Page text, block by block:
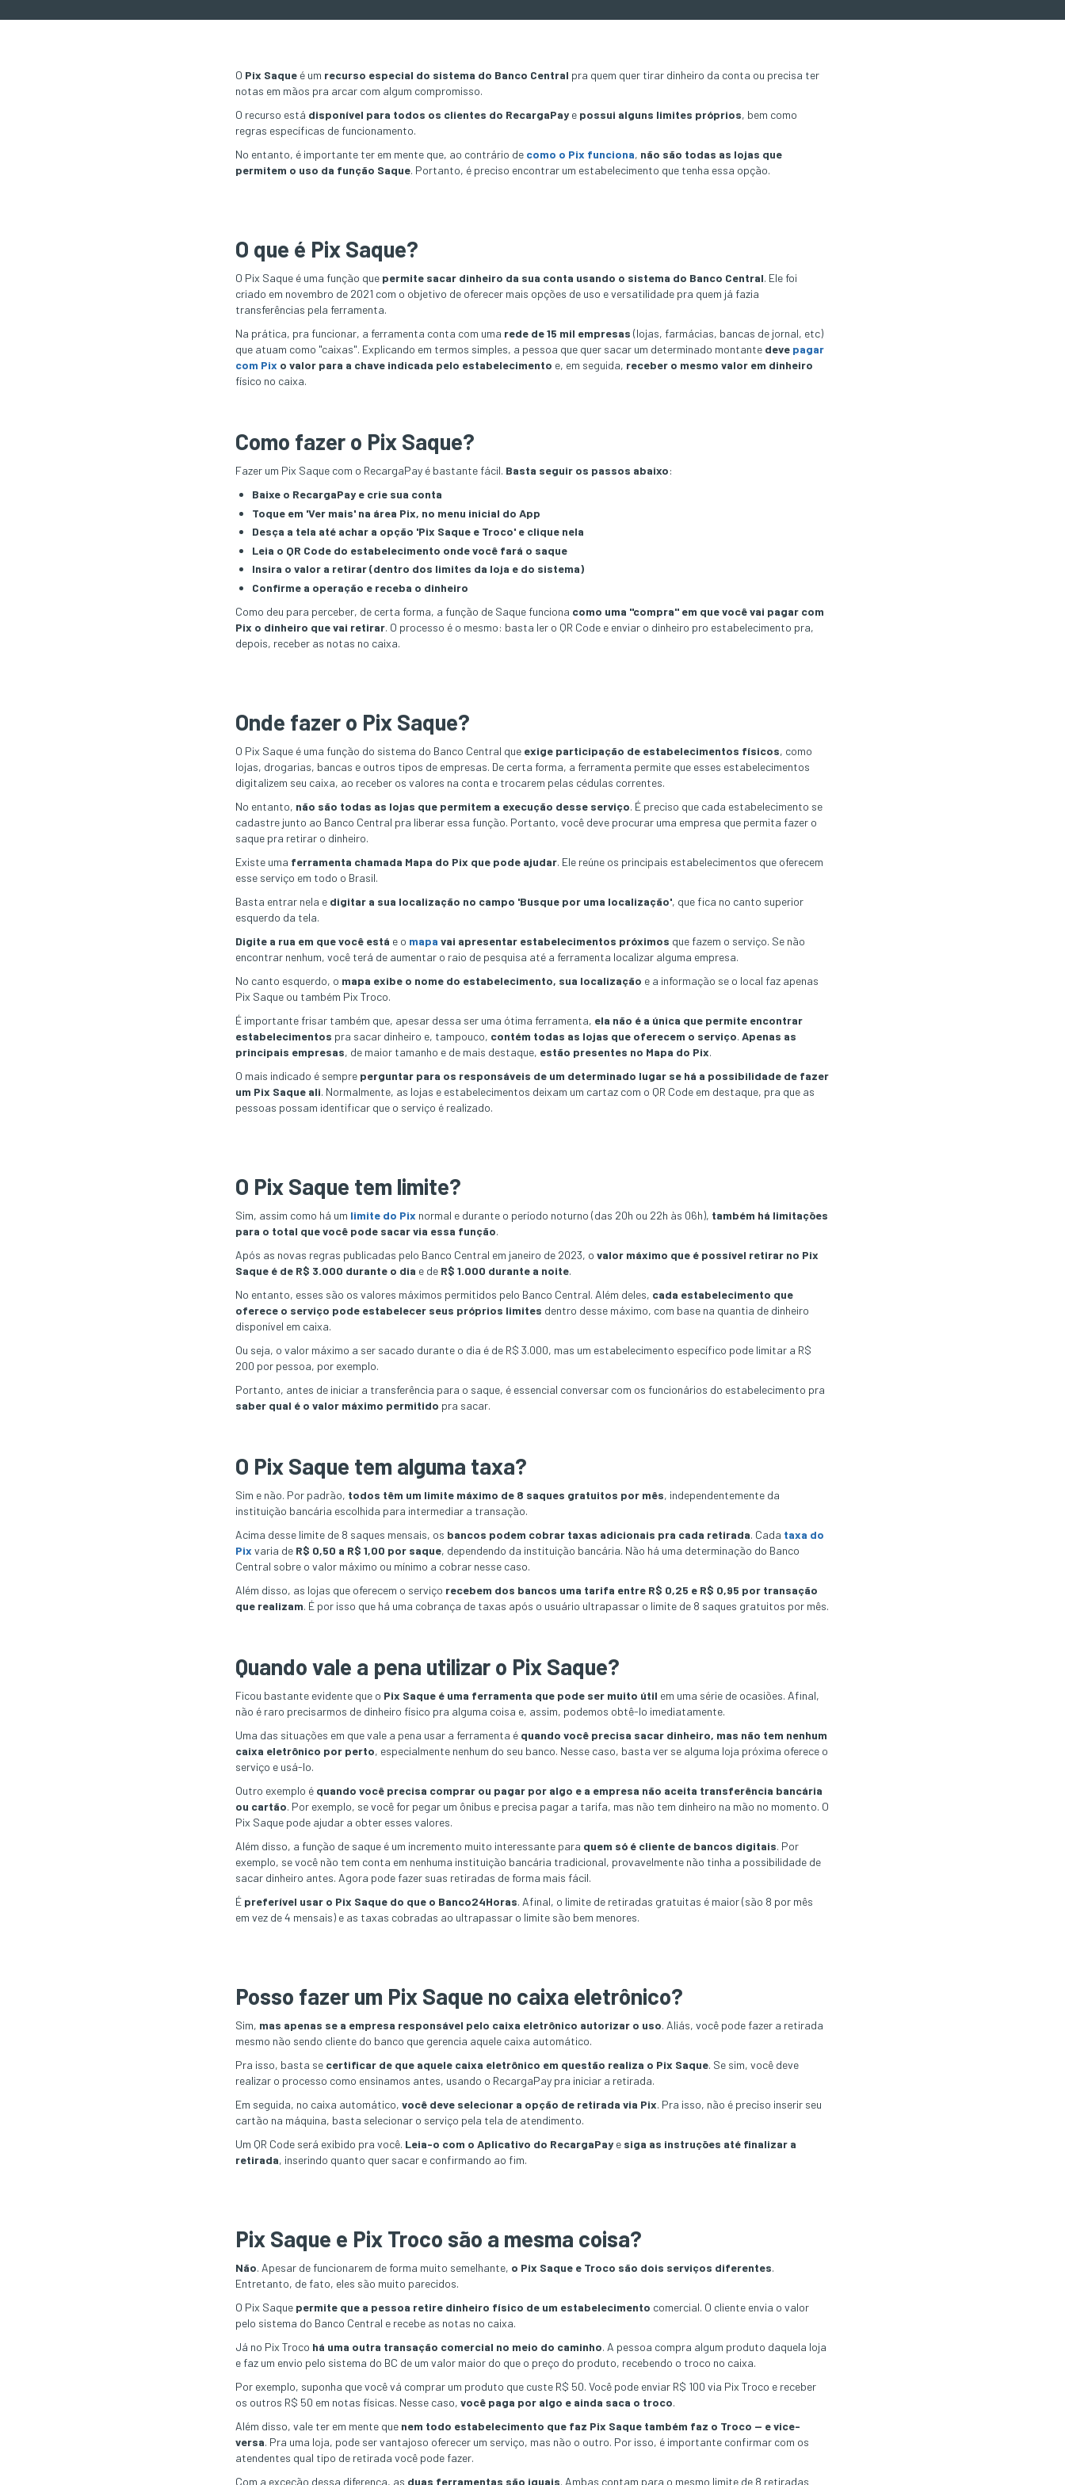
O Pix Saque é um recurso especial do sistema do Banco Central pra quem quer tirar dinheiro da conta ou precisa ter
notas em mãos pra arcar com algum compromisso.
O recurso está disponível para todos os clientes do RecargaPay e possui alguns limites próprios, bem como
regras específicas de funcionamento.
No entanto, é importante ter em mente que, ao contrário de como o Pix funciona, não são todas as lojas que
permitem o uso da função Saque. Portanto, é preciso encontrar um estabelecimento que tenha essa opção.
O que é Pix Saque?
O Pix Saque é uma função que permite sacar dinheiro da sua conta usando o sistema do Banco Central. Ele foi
criado em novembro de 2021 com o objetivo de oferecer mais opções de uso e versatilidade pra quem já fazia
transferências pela ferramenta.
Na prática, pra funcionar, a ferramenta conta com uma rede de 15 mil empresas (lojas, farmácias, bancas de jornal, etc)
que atuam como "caixas". Explicando em termos simples, a pessoa que quer sacar um determinado montante deve pagar
com Pix o valor para a chave indicada pelo estabelecimento e, em seguida, receber o mesmo valor em dinheiro
físico no caixa.
Como fazer o Pix Saque?
Fazer um Pix Saque com o RecargaPay é bastante fácil. Basta seguir os passos abaixo:
Baixe o RecargaPay e crie sua conta
Toque em 'Ver mais' na área Pix, no menu inicial do App
Desça a tela até achar a opção 'Pix Saque e Troco' e clique nela
Leia o QR Code do estabelecimento onde você fará o saque
Insira o valor a retirar (dentro dos limites da loja e do sistema)
Confirme a operação e receba o dinheiro
Como deu para perceber, de certa forma, a função de Saque funciona como uma "compra" em que você vai pagar com
Pix o dinheiro que vai retirar. O processo é o mesmo: basta ler o QR Code e enviar o dinheiro pro estabelecimento pra,
depois, receber as notas no caixa.
Onde fazer o Pix Saque?
O Pix Saque é uma função do sistema do Banco Central que exige participação de estabelecimentos físicos, como
lojas, drogarias, bancas e outros tipos de empresas. De certa forma, a ferramenta permite que esses estabelecimentos
digitalizem seu caixa, ao receber os valores na conta e trocarem pelas cédulas correntes.
No entanto, não são todas as lojas que permitem a execução desse serviço. É preciso que cada estabelecimento se
cadastre junto ao Banco Central pra liberar essa função. Portanto, você deve procurar uma empresa que permita fazer o
saque pra retirar o dinheiro.
Existe uma ferramenta chamada Mapa do Pix que pode ajudar. Ele reúne os principais estabelecimentos que oferecem
esse serviço em todo o Brasil.
Basta entrar nela e digitar a sua localização no campo 'Busque por uma localização', que fica no canto superior
esquerdo da tela.
Digite a rua em que você está e o mapa vai apresentar estabelecimentos próximos que fazem o serviço. Se não
encontrar nenhum, você terá de aumentar o raio de pesquisa até a ferramenta localizar alguma empresa.
No canto esquerdo, o mapa exibe o nome do estabelecimento, sua localização e a informação se o local faz apenas
Pix Saque ou também Pix Troco.
É importante frisar também que, apesar dessa ser uma ótima ferramenta, ela não é a única que permite encontrar
estabelecimentos pra sacar dinheiro e, tampouco, contém todas as lojas que oferecem o serviço.Apenas as
principais empresas, de maior tamanho e de mais destaque, estão presentes no Mapa do Pix.
O mais indicado é sempre perguntar para os responsáveis de um determinado lugar se há a possibilidade de fazer
um Pix Saque ali. Normalmente, as lojas e estabelecimentos deixam um cartaz com o QR Code em destaque, pra que as
pessoas possam identificar que o serviço é realizado.
O Pix Saque tem limite?
Sim, assim como há um limite do Pix normal e durante o período noturno (das 20h ou 22h às 06h), também há limitações
para o total que você pode sacar via essa função.
Após as novas regras publicadas pelo Banco Central em janeiro de 2023, ovalor máximo que é possível retirar no Pix
Saque é de R$ 3.000 durante o dia e de R$ 1.000 durante a noite.
No entanto, esses são os valores máximos permitidos pelo Banco Central. Além deles, cada estabelecimento que
oferece o serviço pode estabelecer seus próprios limites dentro desse máximo, com base na quantia de dinheiro
disponível em caixa.
Ou seja, o valor máximo a ser sacado durante o dia é de R$ 3.000, mas um estabelecimento específico pode limitar a R$
200 por pessoa, por exemplo.
Portanto, antes de iniciar a transferência para o saque, é essencial conversar com os funcionários do estabelecimento pra
saber qual é o valor máximo permitido pra sacar.
O Pix Saque tem alguma taxa?
Sim e não. Por padrão, todos têm um limite máximo de 8 saques gratuitos por mês, independentemente da
instituição bancária escolhida para intermediar a transação.
Acima desse limite de 8 saques mensais, os bancos podem cobrar taxas adicionais pra cada retirada. Cada taxa do
Pix varia de R$ 0,50 a R$ 1,00 por saque, dependendo da instituição bancária. Não há uma determinação do Banco
Central sobre o valor máximo ou mínimo a cobrar nesse caso.
Além disso, as lojas que oferecem o serviço recebem dos bancos uma tarifa entre R$ 0,25 e R$ 0,95 por transação
que realizam. É por isso que há uma cobrança de taxas após o usuário ultrapassar o limite de 8 saques gratuitos por mês.
Quando vale a pena utilizar o Pix Saque?
Ficou bastante evidente que o Pix Saque é uma ferramenta que pode ser muito útil em uma série de ocasiões. Afinal,
não é raro precisarmos de dinheiro físico pra alguma coisa e, assim, podemos obtê-lo imediatamente.
Uma das situações em que vale a pena usar a ferramenta é quando você precisa sacar dinheiro, mas não tem nenhum
caixa eletrônico por perto, especialmente nenhum do seu banco. Nesse caso, basta ver se alguma loja próxima oferece o
serviço e usá-lo.
Outro exemplo é quando você precisa comprar ou pagar por algo e a empresa não aceita transferência bancária
ou cartão. Por exemplo, se você for pegar um ônibus e precisa pagar a tarifa, mas não tem dinheiro na mão no momento. O
Pix Saque pode ajudar a obter esses valores.
Além disso, a função de saque é um incremento muito interessante para quem só é cliente de bancos digitais. Por
exemplo, se você não tem conta em nenhuma instituição bancária tradicional, provavelmente não tinha a possibilidade de
sacar dinheiro antes. Agora pode fazer suas retiradas de forma mais fácil.
É preferível usar o Pix Saque do que o Banco24Horas. Afinal, o limite de retiradas gratuitas é maior (são 8 por mês
em vez de 4 mensais) e as taxas cobradas ao ultrapassar o limite são bem menores.
Posso fazer um Pix Saque no caixa eletrônico?
Sim, mas apenas se a empresa responsável pelo caixa eletrônico autorizar o uso. Aliás, você pode fazer a retirada
mesmo não sendo cliente do banco que gerencia aquele caixa automático.
Pra isso, basta se certificar de que aquele caixa eletrônico em questão realiza o Pix Saque. Se sim, você deve
realizar o processo como ensinamos antes, usando o RecargaPay pra iniciar a retirada.
Em seguida, no caixa automático,você deve selecionar a opção de retirada via Pix. Pra isso, não é preciso inserir seu
cartão na máquina, basta selecionar o serviço pela tela de atendimento.
Um QR Code será exibido pra você. Leia-o com o Aplicativo do RecargaPay e siga as instruções até finalizar a
retirada, inserindo quanto quer sacar e confirmando ao fim.
Pix Saque e Pix Troco são a mesma coisa?
Não. Apesar de funcionarem de forma muito semelhante, o Pix Saque e Troco são dois serviços diferentes.
Entretanto, de fato, eles são muito parecidos.
O Pix Saque permite que a pessoa retire dinheiro físico de um estabelecimento comercial. O cliente envia o valor
pelo sistema do Banco Central e recebe as notas no caixa.
Já no Pix Troco há uma outra transação comercial no meio do caminho. A pessoa compra algum produto daquela loja
e faz um envio pelo sistema do BC de um valor maior do que o preço do produto, recebendo o troco no caixa.
Por exemplo, suponha que você vá comprar um produto que custe R$ 50. Você pode enviar R$ 100 via Pix Troco e receber
os outros R$ 50 em notas físicas. Nesse caso,você paga por algo e ainda saca o troco.
Além disso, vale ter em mente que nem todo estabelecimento que faz Pix Saque também faz o Troco — e vice-
versa. Pra uma loja, pode ser vantajoso oferecer um serviço, mas não o outro. Por isso, é importante confirmar com os
atendentes qual tipo de retirada você pode fazer.
Com a exceção dessa diferença, as duas ferramentas são iguais. Ambas contam para o mesmo limite de 8 retiradas